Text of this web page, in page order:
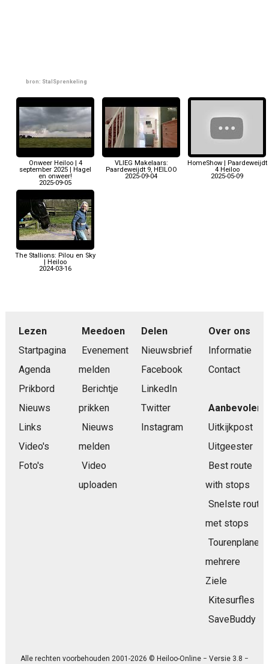
bron: StalSprenkeling
Onweer Heiloo | 4
september 2025 | Hagel
en onweer!
2025-09-05
VLIEG Makelaars:
Paardeweijdt 9, HEILOO
2025-09-04
HomeShow | Paardeweijdt
4 Heiloo
2025-05-09
The Stallions: Pilou en Sky
| Heiloo
2024-03-16
Lezen
Startpagina
Agenda
Prikbord
Nieuws
Links
Video's
Foto's
Meedoen
Evenement
melden
Berichtje
prikken
Nieuws
melden
Video
uploaden
Delen
Nieuwsbrief
Facebook
LinkedIn
Twitter
Instagram
Over ons
Informatie
Contact
Aanbevolen
Uitkijkpost
Uitgeester
Best route
with stops
Snelste route
met stops
Tourenplaner
mehrere
Ziele
Kitesurfles
SaveBuddy
Alle rechten voorbehouden 2001-2026 © Heiloo-Online − Versie 3.8 −